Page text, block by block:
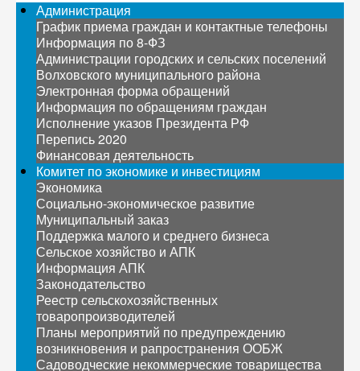
Администрация
График приема граждан и контактные телефоны
Информация по 8-ФЗ
Администрации городских и сельских поселений
Волховского муниципального района
Электронная форма обращений
Информация по обращениям граждан
Исполнение указов Президента РФ
Перепись 2020
Финансовая деятельность
Комитет по экономике и инвестициям
Экономика
Социально-экономическое развитие
Муниципальный заказ
Поддержка малого и среднего бизнеса
Сельское хозяйство и АПК
Информация АПК
Законодательство
Реестр сельскохозяйственных
товаропроизводителей
Планы мероприятий по предупреждению
возникновения и рапространения ООБЖ
Садоводческие некоммерческие товарищества